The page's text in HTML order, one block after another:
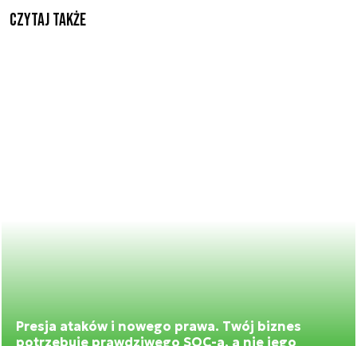
Czytaj także
Presja ataków i nowego prawa. Twój biznes
potrzebuje prawdziwego SOC-a, a nie jego